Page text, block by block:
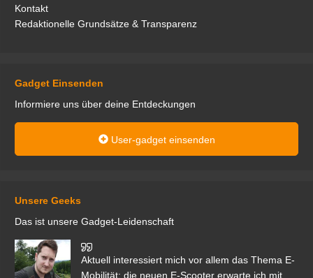
Kontakt
Redaktionelle Grundsätze & Transparenz
Gadget Einsenden
Informiere uns über deine Entdeckungen
User-gadget einsenden
Unsere Geeks
Das ist unsere Gadget-Leidenschaft
Aktuell interessiert mich vor allem das Thema E-
Mobilität; die neuen E-Scooter erwarte ich mit